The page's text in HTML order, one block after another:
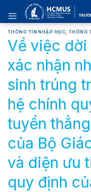
content
THÔNG TIN NHẬP HỌC THÔNG
Về việc dời
xác nhận
sinh trúng
hệ chính
tuyển
của Bộ
và diện ưu
quy định